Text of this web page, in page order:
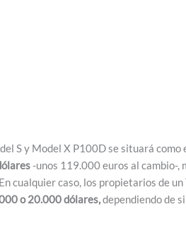
S y Model X P100D se situará como
-unos 119.000 euros al cambio-,
cualquier caso, los propietarios de un
o 20.000 dólares,dependiendo de